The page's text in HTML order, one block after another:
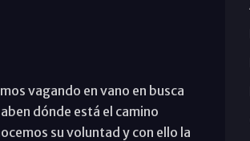
vagando en vano en busca
dónde está el camino
su voluntad y con ello la